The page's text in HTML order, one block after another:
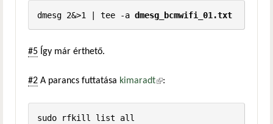
dmesg 2&>1 | tee -a dmesg_bcmwifi_01.txt
#5 Így már érthető.
#2 A parancs futtatása kimaradt(külső hivatkozás)
: